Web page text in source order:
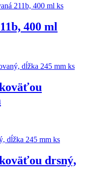
400 ml
drsný,